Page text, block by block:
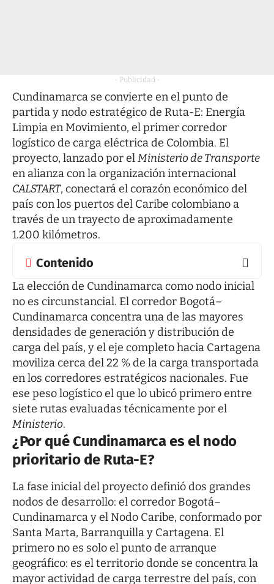
- Publicidad -
Cundinamarca se convierte en el punto de
partida y nodo estratégico de Ruta-E: Energía
Limpia en Movimiento, el primer corredor
logístico de carga eléctrica de Colombia. El
proyecto, lanzado por elMinisterio de Transporte
en alianza con la organización internacional
CALSTART, conectará el corazón económico del
país con los puertos del Caribe colombiano a
través de un trayecto de aproximadamente
1.200 kilómetros.
Contenido
La elección de Cundinamarca como nodo inicial
no es circunstancial. El corredor Bogotá–
Cundinamarca concentra una de las mayores
densidades de generación y distribución de
carga del país, y el eje completo hacia Cartagena
moviliza cerca del 22 % de la carga transportada
en los corredores estratégicos nacionales. Fue
ese peso logístico el que lo ubicó primero entre
siete rutas evaluadas técnicamente por el
Ministerio.
¿Por qué Cundinamarca es el nodo
prioritario de Ruta-E?
La fase inicial del proyecto definió dos grandes
nodos de desarrollo: el corredor Bogotá–
Cundinamarca y el Nodo Caribe, conformado por
Santa Marta, Barranquilla y Cartagena. El
primero no es solo el punto de arranque
geográfico: es el territorio donde se concentra la
mayor actividad de carga terrestre del país, con